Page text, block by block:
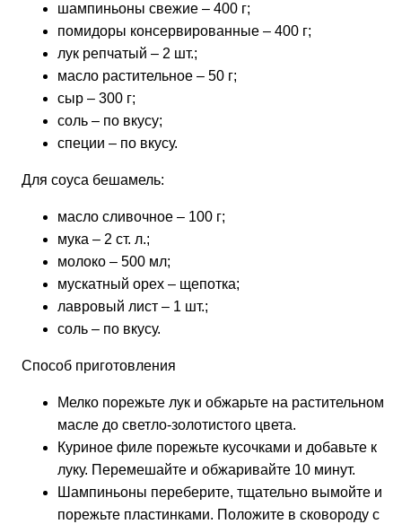
шампиньоны свежие – 400 г;
помидоры консервированные – 400 г;
лук репчатый – 2 шт.;
масло растительное – 50 г;
сыр – 300 г;
соль – по вкусу;
специи – по вкусу.
Для соуса бешамель:
масло сливочное – 100 г;
мука – 2 ст. л.;
молоко – 500 мл;
мускатный орех – щепотка;
лавровый лист – 1 шт.;
соль – по вкусу.
Способ приготовления
Мелко порежьте лук и обжарьте на растительном
масле до светло-золотистого цвета.
Куриное филе порежьте кусочками и добавьте к
луку. Перемешайте и обжаривайте 10 минут.
Шампиньоны переберите, тщательно вымойте и
порежьте пластинками. Положите в сковороду с